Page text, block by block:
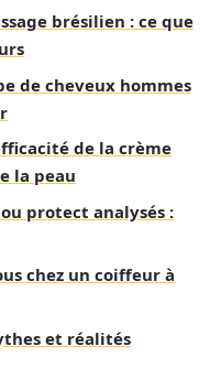
brésilien : ce que
de cheveux hommes
de la crème
la peau
protect analysés :
chez un coiffeur à
et réalités